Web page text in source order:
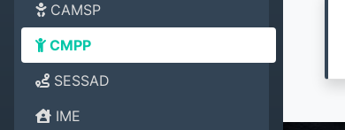
CAMSP
CMPP
SESSAD
IME